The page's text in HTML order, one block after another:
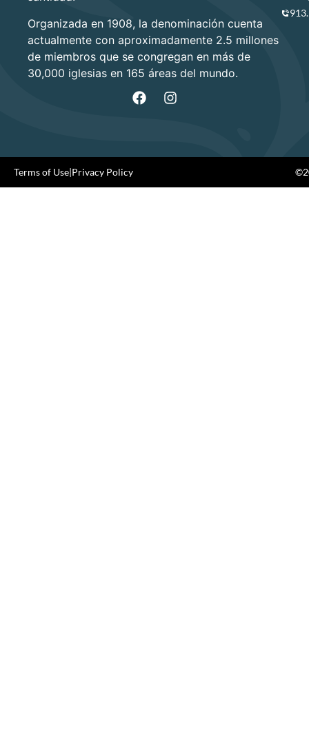
Organizada en 1908, la denominación cuenta
actualmente con aproximadamente 2.5 millones
de miembros que se congregan en más de
30,000 iglesias en 165 áreas del mundo.
Terms of Use|Privacy Policy